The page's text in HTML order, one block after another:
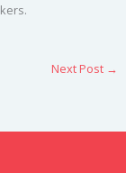
Next Post →